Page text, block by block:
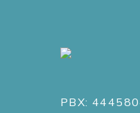
PBX: